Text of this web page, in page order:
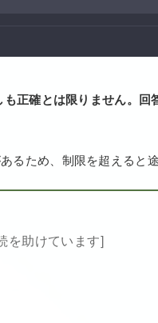
正確とは限りません。
るため、制限を超えると
を助けています]